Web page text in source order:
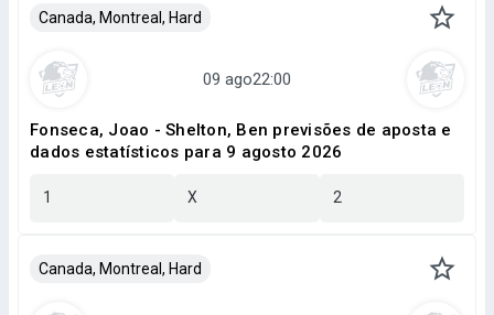
Canada, Montreal, Hard
Fonseca, Joao - Shelton, Ben previsões de aposta e
dados estatísticos para 9 agosto 2026
1 X 2
Canada, Montreal, Hard